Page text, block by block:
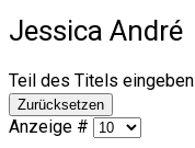
Jessica André
Teil des Titels eingeben
Zurücksetzen
Anzeige #